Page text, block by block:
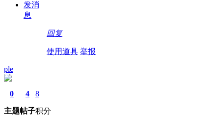
发消
息
回复
使用道具 举报
ple
0
主题
4
帖子
8
积分